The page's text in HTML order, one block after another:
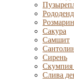
Сакура
Самшит
Сирень
Скумпия
Слива